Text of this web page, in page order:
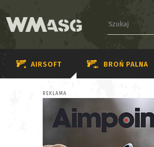
AIRSOFT BROŃ PALNA
REKLAMA